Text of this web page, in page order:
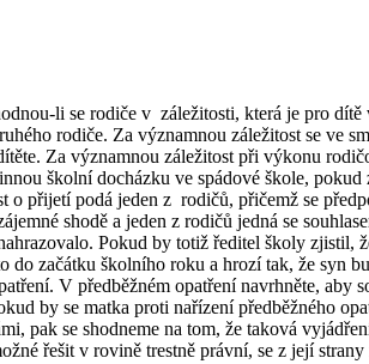
li se rodiče v záležitosti, která je pro
rodiče. Za významnou záležitost se ve
Za významnou záležitost při výkonu
školní docházku ve spádové škole,
o přijetí podá jeden z rodičů, přičemž se
shodě a jeden z rodičů jedná se
Pokud by totiž ředitel školy
do začátku školního roku a hrozí tak, že syn
V předběžném opatření navrhněte,
by se matka proti nařízení předběžného
pak se shodneme na tom, že taková
řešit v rovině trestně právní, se z její strany